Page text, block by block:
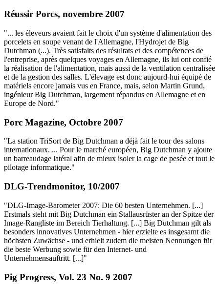
Réussir Porcs, novembre 2007
"... les éleveurs avaient fait le choix d'un système d'alimentation des
porcelets en soupe venant de l'Allemagne, l'Hydrojet de Big
Dutchman (...). Très satisfaits des résultats et des compétences de
l'entreprise, après quelques voyages en Allemagne, ils lui ont confié
la réalisation de l'alimentation, mais aussi de la ventilation centralisée
et de la gestion des salles. L'élevage est donc aujourd-hui équipé de
matériels encore jamais vus en France, mais, selon Martin Grund,
ingénieur Big Dutchman, largement répandus en Allemagne et en
Europe de Nord."
Porc Magazine, Octobre 2007
"La station TriSort de Big Dutchman a déjà fait le tour des salons
internationaux. ... Pour le marché européen, Big Dutchman y ajoute
un barreaudage latéral afin de mieux isoler la cage de pesée et tout le
pilotage informatique."
DLG-Trendmonitor, 10/2007
"DLG-Image-Barometer 2007: Die 60 besten Unternehmen. [...]
Erstmals steht mit Big Dutchman ein Stallausrüster an der Spitze der
Image-Rangliste im Bereich Tierhaltung. [...] Big Dutchman gilt als
besonders innovatives Unternehmen - hier erzielte es insgesamt die
höchsten Zuwächse - und erhielt zudem die meisten Nennungen für
die beste Werbung sowie für den Internet- und
Unternehmensauftritt. [...]"
Pig Progress, Vol. 23 No. 9 2007